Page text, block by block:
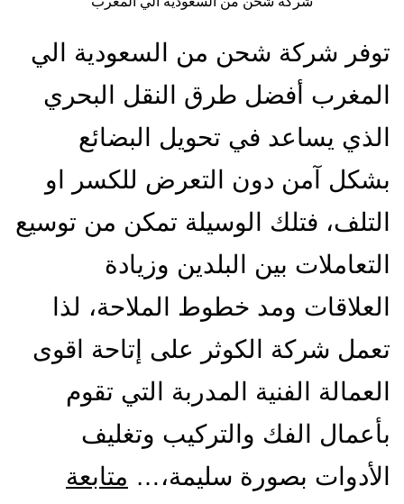
توفر شركة شحن من السعودية الي
المغرب أفضل طرق النقل البحري
الذي يساعد في تحويل البضائع
بشكل آمن دون التعرض للكسر او
التلف، فتلك الوسيلة تمكن من توسيع
التعاملات بين البلدين وزيادة
العلاقات ومد خطوط الملاحة، لذا
تعمل شركة الكوثر على إتاحة اقوى
العمالة الفنية المدربة التي تقوم
بأعمال الفك والتركيب وتغليف
الأدوات بصورة سليمة،… متابعة